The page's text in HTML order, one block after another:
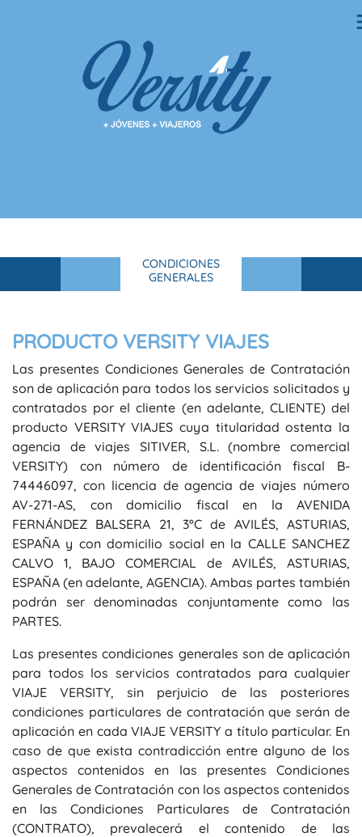
CONDICIONES
GENERALES
PRODUCTO VERSITY VIAJES
Las presentes Condiciones Generales de Contratación
son de aplicación para todos los servicios solicitados y
contratados por el cliente (en adelante, CLIENTE) del
producto VERSITY VIAJES cuya titularidad ostenta la
agencia de viajes SITIVER, S.L. (nombre comercial
VERSITY) con número de identificación fiscal B-
74446097, con licencia de agencia de viajes número
AV-271-AS, con domicilio fiscal en la AVENIDA
FERNÁNDEZ BALSERA 21, 3ºC de AVILÉS, ASTURIAS,
ESPAÑA y con domicilio social en la CALLE SANCHEZ
CALVO 1, BAJO COMERCIAL de AVILÉS, ASTURIAS,
ESPAÑA (en adelante, AGENCIA). Ambas partes también
podrán ser denominadas conjuntamente como las
PARTES.
Las presentes condiciones generales son de aplicación
para todos los servicios contratados para cualquier
VIAJE VERSITY, sin perjuicio de las posteriores
condiciones particulares de contratación que serán de
aplicación en cada VIAJE VERSITY a título particular. En
caso de que exista contradicción entre alguno de los
aspectos contenidos en las presentes Condiciones
Generales de Contratación con los aspectos contenidos
en las Condiciones Particulares de Contratación
(CONTRATO), prevalecerá el contenido de las